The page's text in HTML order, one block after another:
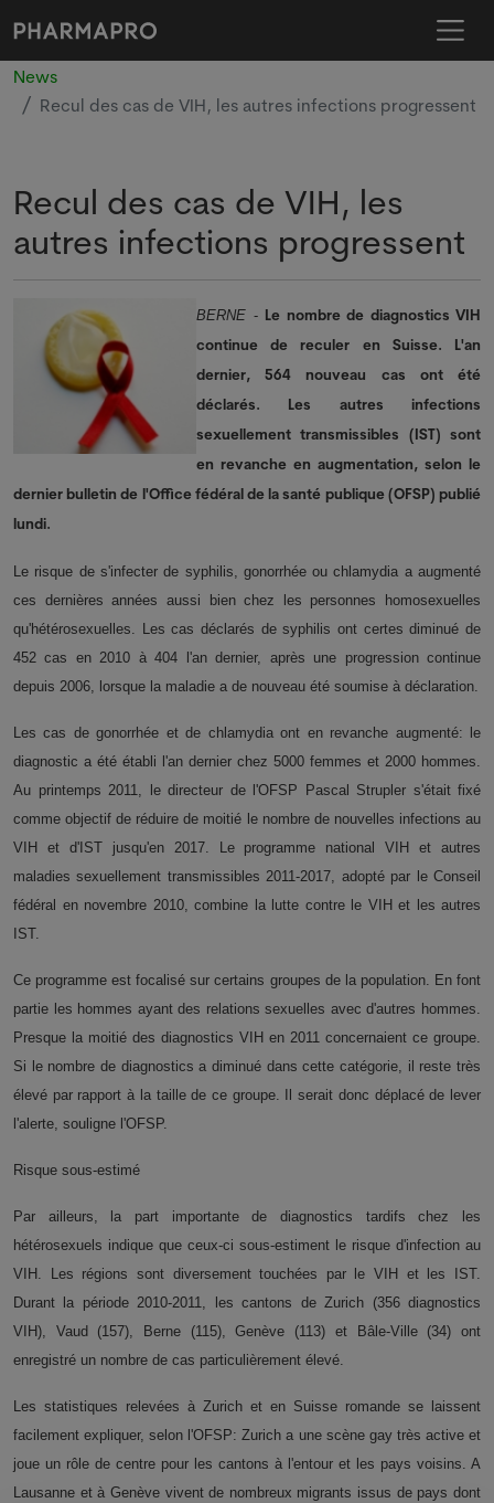
News
Recul des cas de VIH, les autres infections progressent
Recul des cas de VIH, les
autres infections progressent
BERNE - Le nombre de diagnostics VIH
continue de reculer en Suisse. L'an
dernier, 564 nouveau cas ont été
déclarés. Les autres infections
sexuellement transmissibles (IST) sont
en revanche en augmentation, selon le
dernier bulletin de l'Office fédéral de la santé publique (OFSP) publié
lundi.
Le risque de s'infecter de syphilis, gonorrhée ou chlamydia a augmenté
ces dernières années aussi bien chez les personnes homosexuelles
qu'hétérosexuelles. Les cas déclarés de syphilis ont certes diminué de
452 cas en 2010 à 404 l'an dernier, après une progression continue
depuis 2006, lorsque la maladie a de nouveau été soumise à déclaration.
Les cas de gonorrhée et de chlamydia ont en revanche augmenté: le
diagnostic a été établi l'an dernier chez 5000 femmes et 2000 hommes.
Au printemps 2011, le directeur de l'OFSP Pascal Strupler s'était fixé
comme objectif de réduire de moitié le nombre de nouvelles infections au
VIH et d'IST jusqu'en 2017. Le programme national VIH et autres
maladies sexuellement transmissibles 2011-2017, adopté par le Conseil
fédéral en novembre 2010, combine la lutte contre le VIH et les autres
IST.
Ce programme est focalisé sur certains groupes de la population. En font
partie les hommes ayant des relations sexuelles avec d'autres hommes.
Presque la moitié des diagnostics VIH en 2011 concernaient ce groupe.
Si le nombre de diagnostics a diminué dans cette catégorie, il reste très
élevé par rapport à la taille de ce groupe. Il serait donc déplacé de lever
l'alerte, souligne l'OFSP.
Risque sous-estimé
Par ailleurs, la part importante de diagnostics tardifs chez les
hétérosexuels indique que ceux-ci sous-estiment le risque d'infection au
VIH. Les régions sont diversement touchées par le VIH et les IST.
Durant la période 2010-2011, les cantons de Zurich (356 diagnostics
VIH), Vaud (157), Berne (115), Genève (113) et Bâle-Ville (34) ont
enregistré un nombre de cas particulièrement élevé.
Les statistiques relevées à Zurich et en Suisse romande se laissent
facilement expliquer, selon l'OFSP: Zurich a une scène gay très active et
joue un rôle de centre pour les cantons à l'entour et les pays voisins. A
Lausanne et à Genève vivent de nombreux migrants issus de pays dont